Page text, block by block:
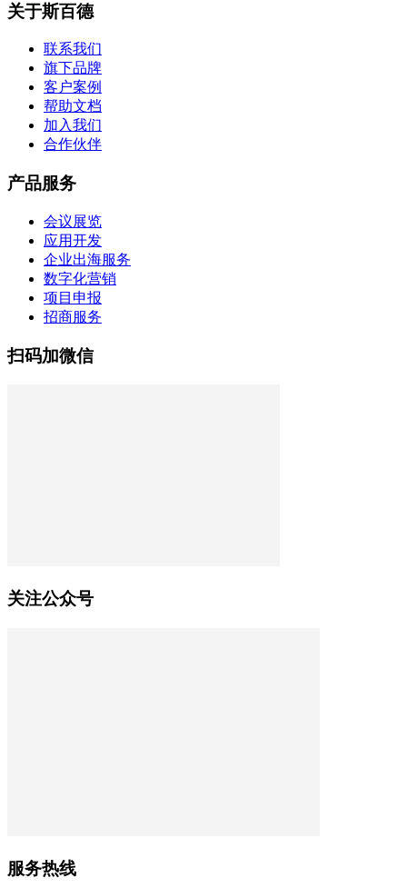
关于斯百德
联系我们
旗下品牌
客户案例
帮助文档
加入我们
合作伙伴
产品服务
会议展览
应用开发
企业出海服务
数字化营销
项目申报
招商服务
扫码加微信
关注公众号
服务热线